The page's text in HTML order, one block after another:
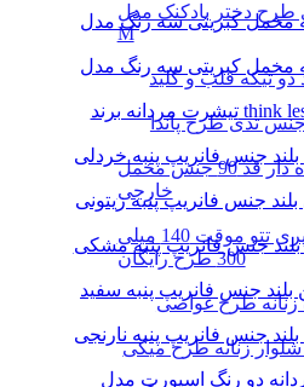
دختر بادکنک مدل
M
تیکه قلب و کلید
تدی طرح پاندا
هودی کلاه دار قد 90 جنس مخمل
خارجی
اسپری تتو موقت 140 میلی ROLS با
300 طرح رایگان
طرح غواصی
زنانه طرح میکی
جنس فانریپ پنبه خردلی
جنس فانریپ پنبه زیتونی
جنس فانریپ پنبه مشکی
جنس فانریپ پنبه سفید
جنس فانریپ پنبه نارنجی